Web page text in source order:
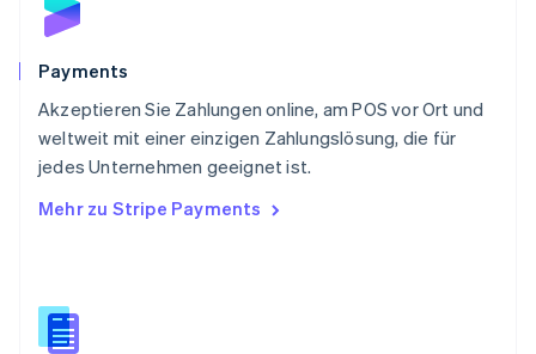
Payments
Akzeptieren Sie Zahlungen online, am POS vor Ort und
weltweit mit einer einzigen Zahlungslösung, die für
jedes Unternehmen geeignet ist.
Mehr zu Stripe Payments
Schweden
Schweiz
Singapur
English简体中文
Slowakei
Slowenien
English
Spanien